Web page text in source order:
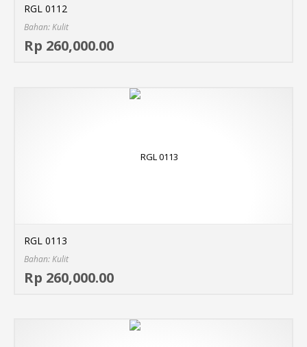
RGL 0112
Bahan: Kulit
Rp 260,000.00
RGL 0113
Bahan: Kulit
Rp 260,000.00